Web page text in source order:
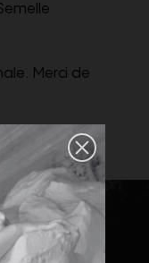
Merci de